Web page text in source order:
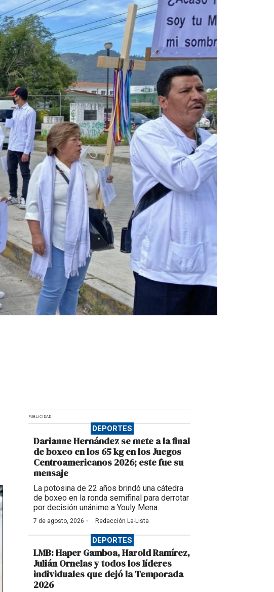
PUBLICIDAD
DEPORTES
Darianne Hernández se mete a la final
de boxeo en los 65 kg en los Juegos
Centroamericanos 2026; este fue su
mensaje
La potosina de 22 años brindó una cátedra
de boxeo en la ronda semifinal para derrotar
por decisión unánime a Youly Mena.
7 de agosto, 2026 · Redacción La-Lista
DEPORTES
LMB: Haper Gamboa, Harold Ramírez,
Julián Ornelas y todos los líderes
individuales que dejó la Temporada
2026